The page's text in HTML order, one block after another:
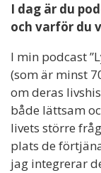
I dag är du
och varför du
I min podcast
(som är minst
om deras
både lättsam
livets större
plats de
jag integrerar